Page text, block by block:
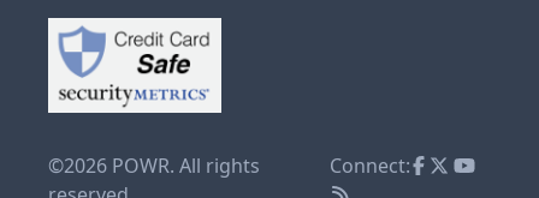
©2026 POWR. All rights
Connect: